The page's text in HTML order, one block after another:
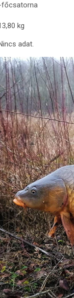
főcsatorna
kg
adat.